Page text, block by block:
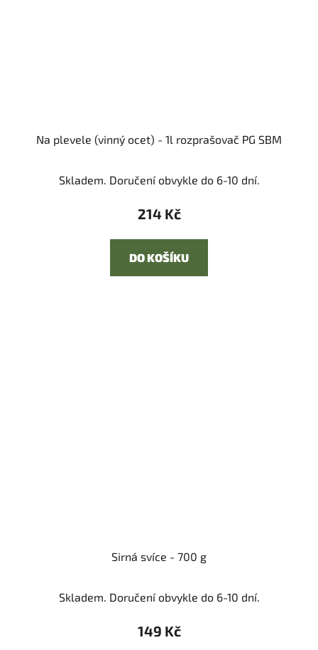
Na plevele (vinný ocet) - 1l rozprašovač PG SBM
Skladem. Doručení obvykle do 6-10 dní.
214 Kč
DO KOŠÍKU
Sirná svíce - 700 g
Skladem. Doručení obvykle do 6-10 dní.
149 Kč